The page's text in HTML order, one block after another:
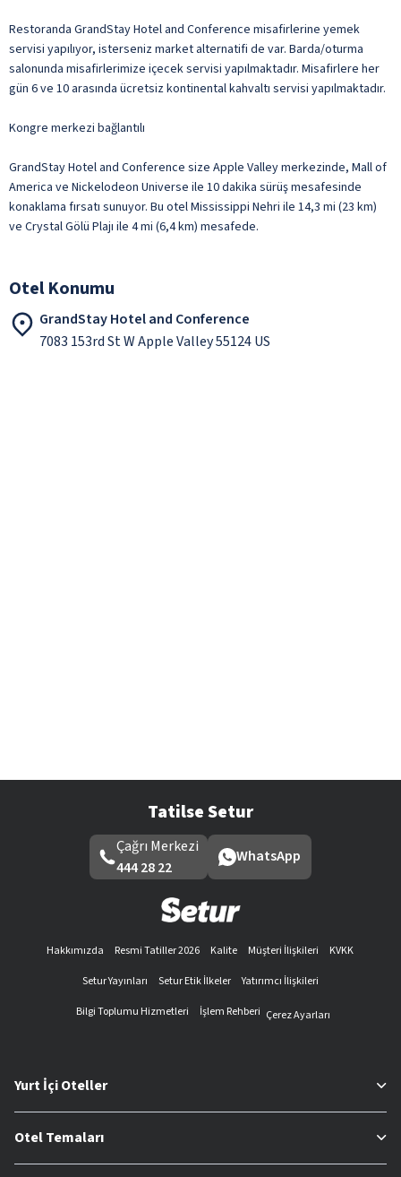
Restoranda GrandStay Hotel and Conference misafirlerine yemek
servisi yapılıyor, isterseniz market alternatifi de var. Barda/oturma
salonunda misafirlerimize içecek servisi yapılmaktadır. Misafirlere her
gün 6 ve 10 arasında ücretsiz kontinental kahvaltı servisi yapılmaktadır.
Kongre merkezi bağlantılı
GrandStay Hotel and Conference size Apple Valley merkezinde, Mall of
America ve Nickelodeon Universe ile 10 dakika sürüş mesafesinde
konaklama fırsatı sunuyor. Bu otel Mississippi Nehri ile 14,3 mi (23 km)
ve Crystal Gölü Plajı ile 4 mi (6,4 km) mesafede.
Otel Konumu
GrandStay Hotel and Conference
7083 153rd St W Apple Valley 55124 US
Tatilse Setur
Çağrı Merkezi
444 28 22
WhatsApp
Hakkımızda Resmi Tatiller 2026 Kalite Müşteri İlişkileri
KVKK
Setur Yayınları
Setur Etik İlkeler
Yatırımcı İlişkileri
Bilgi Toplumu Hizmetleri
İşlem Rehberi Çerez Ayarları
Yurt İçi Oteller
Otel Temaları